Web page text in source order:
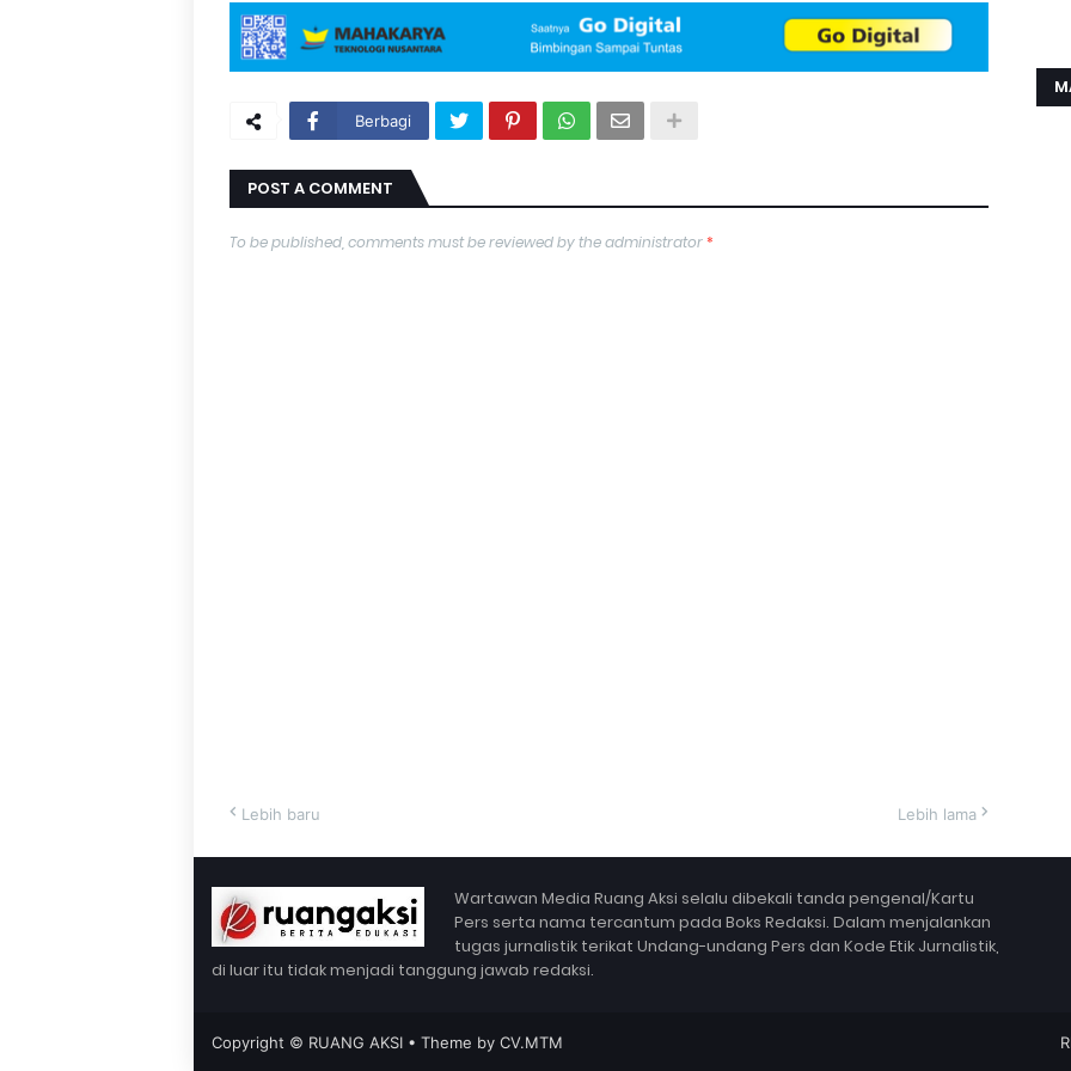
Berbagi
POST A COMMENT
To be published, comments must be reviewed by the administrator*
Lebih baru Lebih lama
Wartawan Media Ruang Aksi selalu dibekali tanda pengenal/Kartu
Pers serta nama tercantum pada Boks Redaksi. Dalam menjalankan
tugas jurnalistik terikat Undang-undang Pers dan Kode Etik Jurnalistik,
di luar itu tidak menjadi tanggung jawab redaksi.
Copyright © RUANG AKSI • Theme by CV.MTM